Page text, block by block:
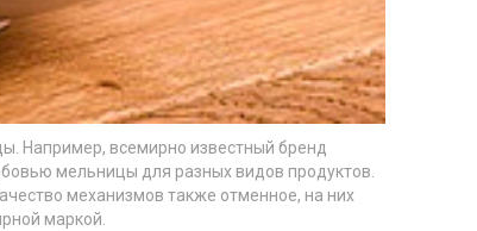
Например, всемирно известный бренд
мельницы для разных видов продуктов.
механизмов также отменное, на них
маркой.